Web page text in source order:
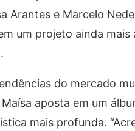
Arantes e Marcelo
um projeto ainda
do mercado
aposta em um
mais profunda.